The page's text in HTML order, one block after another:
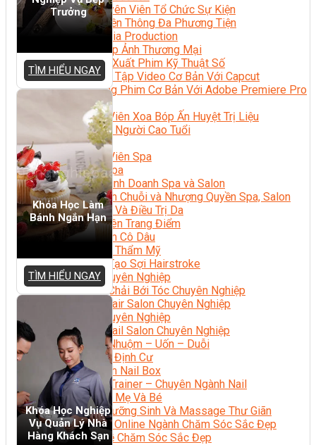
Chuyên Viên Tổ Chức Sự Kiện
Truyền Thông Đa Phương Tiện
Media Production
Nhiếp Ảnh Thương Mại
Sản Xuất Phim Kỹ Thuật Số
Biên Tập Video Cơ Bản Với Capcut
Dựng Phim Cơ Bản Với Adobe Premiere Pro
Kỹ Thuật Viên Xoa Bóp Ấn Huyệt Trị Liệu
Chăm Sóc Người Cao Tuổi
Sắc Đẹp
Kỹ Thuật Viên Spa
Quản Lý Spa
Khởi Sự Kinh Doanh Spa và Salon
Kinh Doanh Chuỗi và Nhượng Quyền Spa, Salon
Chăm Sóc Và Điều Trị Da
Chuyên Viên Trang Điểm
Trang Điểm Cô Dâu
Phun Xăm Thẩm Mỹ
Kỹ Thuật Tạo Sợi Hairstroke
Barber Chuyên Nghiệp
Kỹ Thuật Chải Bới Tóc Chuyên Nghiệp
Quản Lý Hair Salon Chuyên Nghiệp
Nối Mi Chuyên Nghiệp
Quản Lý Nail Salon Chuyên Nghiệp
Kỹ Thuật Nhuộm – Uốn – Duỗi
Nail Salon Định Cư
Kinh Doanh Nail Box
Train The Trainer – Chuyên Ngành Nail
Chăm Sóc Mẹ Và Bé
Gội Đầu Dưỡng Sinh Và Massage Thư Giãn
Marketing Online Ngành Chăm Sóc Sắc Đẹp
Chuyên Đề Chăm Sóc Sắc Đẹp
Trưởng
TÌM HIỂU NGAY
Khóa Học Làm
Bánh Ngắn Hạn
TÌM HIỂU NGAY
Khóa Học Nghiệp
Vụ Quản Lý Nhà
Hàng Khách Sạn